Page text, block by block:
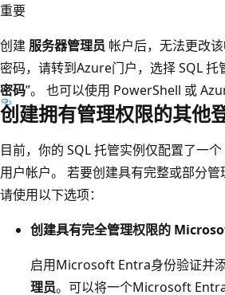
重要
创建 服务器管理员 帐户后，无法更改
密码，请转到Azure门户，选择 SQL 托
密码”。 也可以使用 PowerShell 或
创建拥有管理权限的其他
目前，你的 SQL 托管实例仅配置了一
用户帐户。 若要创建具有完整或部分管
请使用以下选项：
创建具有完全管理权限的
启用Microsoft Entra身份验证并
理员。可以将一个Microsoft